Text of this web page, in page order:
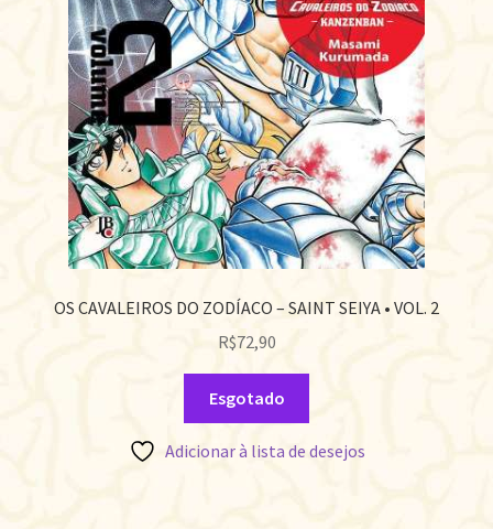
OS CAVALEIROS DO ZODÍACO – SAINT SEIYA • VOL. 2
R$72,90
Esgotado
Adicionar à lista de desejos